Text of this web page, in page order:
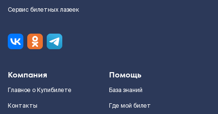
Сервис билетных лазеек
Компания
Главное о Купибилете
Контакты
Помощь
База знаний
Где мой билет